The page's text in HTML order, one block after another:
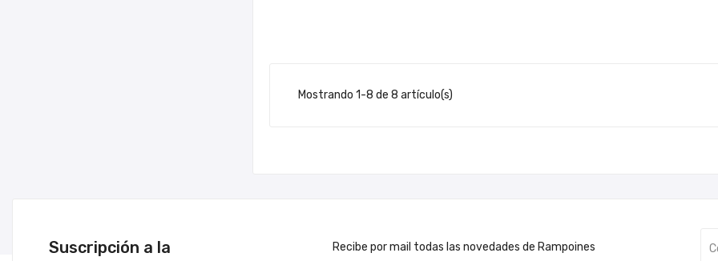
Mostrando 1-8 de 8 artículo(s)
Suscripción a la
Recibe por mail todas las novedades de Rampoines